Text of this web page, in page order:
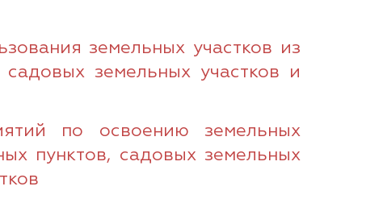
земельных участков из
земельных участков и
по освоению земельных
пунктов, садовых земельных